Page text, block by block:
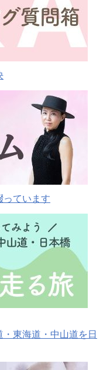
っています
東海道・中山道を日